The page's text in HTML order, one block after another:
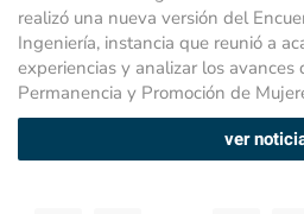
realizó una nueva versión del
Ingeniería, instancia que reunió a
experiencias y analizar los
Permanencia y Promoción de
ver